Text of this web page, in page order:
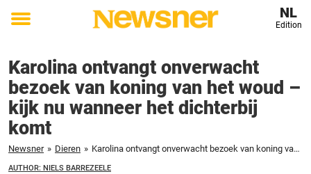
Toggle
NL
Edition
Karolina ontvangt onverwacht
bezoek van koning van het woud –
kijk nu wanneer het dichterbij
komt
Newsner » Dieren » Karolina ontvangt onverwacht bezoek van koning van het woud - kijk nu wanneer het dichterbij komt
AUTHOR: NIELS BARREZEELE